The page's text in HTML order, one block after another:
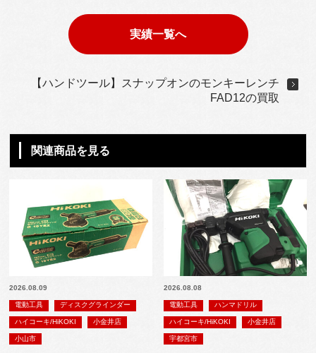
実績一覧へ
【ハンドツール】スナップオンのモンキーレンチ
FAD12の買取
関連商品を見る
2026.08.09
電動工具 ディスクグラインダー
ハイコーキ/HiKOKI 小金井店
小山市
2026.08.08
電動工具 ハンマドリル
ハイコーキ/HiKOKI 小金井店
宇都宮市